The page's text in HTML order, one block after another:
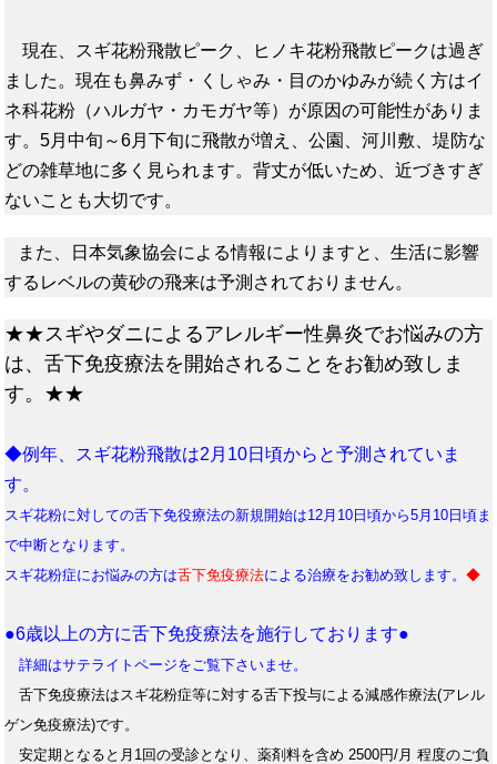
現在、スギ花粉飛散ピーク、ヒノキ花粉飛散ピークは過ぎ
ました。現在も鼻みず・くしゃみ・目のかゆみが続く方はイ
ネ科花粉（ハルガヤ・カモガヤ等）が原因の可能性がありま
す。5月中旬～6月下旬に飛散が増え、公園、河川敷、堤防な
どの雑草地に多く見られます。背丈が低いため、近づきすぎ
ないことも大切です。
また、日本気象協会による情報によりますと、生活に影響
するレベルの黄砂の飛来は予測されておりません。
★★スギやダニによるアレルギー性鼻炎でお悩みの方
は、舌下免疫療法を開始されることをお勧め致しま
す。★★
◆例年、スギ花粉飛散は2月10日頃からと予測されていま
す。
スギ花粉に対しての舌下免役療法の新規開始は12月10日頃から5月10日頃ま
で中断となります。
スギ花粉症にお悩みの方は舌下免疫療法による治療をお勧め致します。◆
●6歳以上の方に舌下免疫療法を施行しております●
詳細はサテライトページをご覧下さいませ。
舌下免疫療法はスギ花粉症等に対する舌下投与による減感作療法(アレル
ゲン免疫療法)です。
安定期となると月1回の受診となり、薬剤料を含め 2500円/月 程度のご負